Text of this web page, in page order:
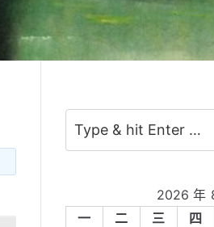
2026 年
一
二 三 四